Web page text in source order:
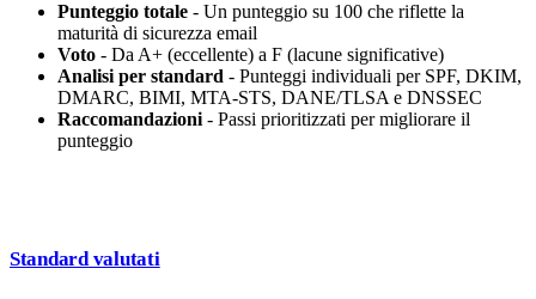
Punteggio totale - Un punteggio su 100 che riflette la
maturità di sicurezza email
Voto - Da A+ (eccellente) a F (lacune significative)
Analisi per standard - Punteggi individuali per SPF, DKIM,
DMARC, BIMI, MTA-STS, DANE/TLSA e DNSSEC
Raccomandazioni - Passi prioritizzati per migliorare il
punteggio
Standard valutati